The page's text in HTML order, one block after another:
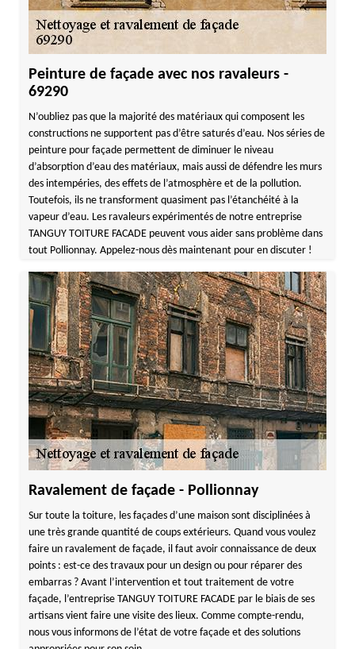
Peinture de façade avec nos ravaleurs -
69290
N’oubliez pas que la majorité des matériaux qui composent les
constructions ne supportent pas d’être saturés d’eau. Nos séries de
peinture pour façade permettent de diminuer le niveau
d’absorption d’eau des matériaux, mais aussi de défendre les murs
des intempéries, des effets de l’atmosphère et de la pollution.
Toutefois, ils ne transforment quasiment pas l’étanchéité à la
vapeur d’eau. Les ravaleurs expérimentés de notre entreprise
TANGUY TOITURE FACADE peuvent vous aider sans problème dans
tout Pollionnay. Appelez-nous dès maintenant pour en discuter !
Ravalement de façade - Pollionnay
Sur toute la toiture, les façades d’une maison sont disciplinées à
une très grande quantité de coups extérieurs. Quand vous voulez
faire un ravalement de façade, il faut avoir connaissance de deux
points : est-ce des travaux pour un design ou pour réparer des
embarras ? Avant l’intervention et tout traitement de votre
façade, l’entreprise TANGUY TOITURE FACADE par le biais de ses
artisans vient faire une visite des lieux. Comme compte-rendu,
nous vous informons de l’état de votre façade et des solutions